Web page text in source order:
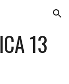
Skip to navigation
13